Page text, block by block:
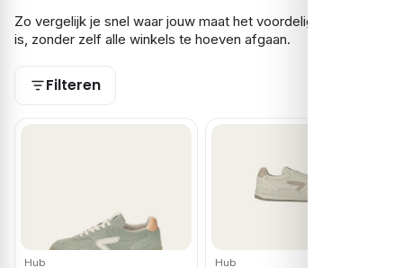
Zo vergelijk je snel waar jouw maat het voordeligst te vinden
is, zonder zelf alle winkels te hoeven afgaan.
Filteren
Hub Hub